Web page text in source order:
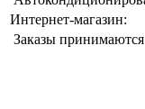
Интернет-магазин:
Заказы принимаются